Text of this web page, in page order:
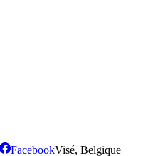
FacebookVisé, Belgique